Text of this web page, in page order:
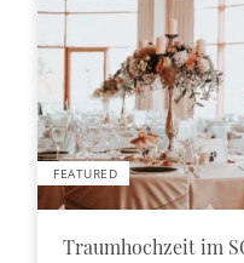
FEATURED
Traumhochzeit im